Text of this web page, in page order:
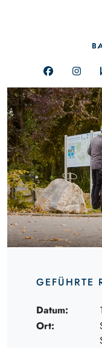
GEFÜHRTE
Datum:
Ort: